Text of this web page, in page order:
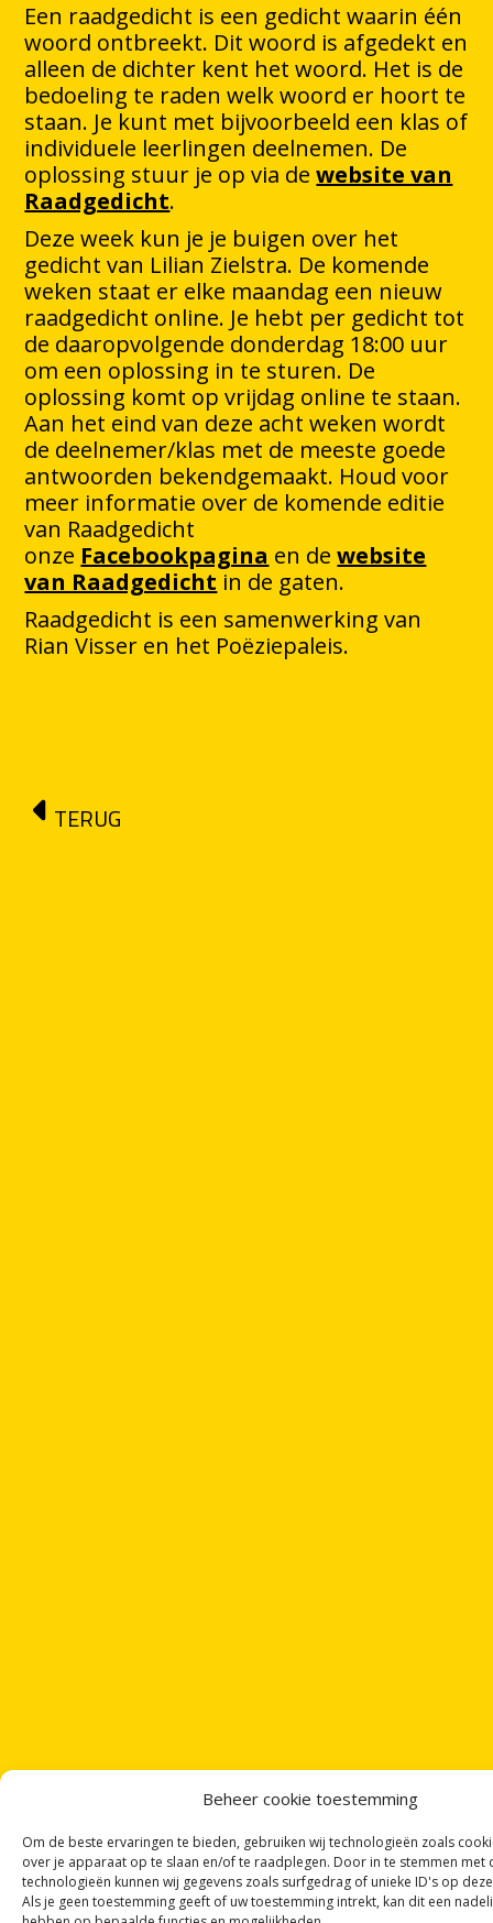
Beheer cookie toestemming
Om de beste ervaringen te bieden, gebruiken wij technologieën zoals
over je apparaat op te slaan en/of te raadplegen. Door in te stemmen met
technologieën kunnen wij gegevens zoals surfgedrag of unieke ID's op
Als je geen toestemming geeft of uw toestemming intrekt, kan dit een
Een raadgedicht is een gedicht waarin één
woord ontbreekt. Dit woord is afgedekt en
alleen de dichter kent het woord. Het is de
bedoeling te raden welk woord er hoort te
staan. Je kunt met bijvoorbeeld een klas of
individuele leerlingen deelnemen. De
oplossing stuur je op via dewebsite van
Raadgedicht.
Deze week kun je je buigen over het
gedicht van Lilian Zielstra. De komende
weken staat er elke maandag een nieuw
raadgedicht online. Je hebt per gedicht tot
de daaropvolgende donderdag 18:00 uur
om een oplossing in te sturen. De
oplossing komt op vrijdag online te staan.
Aan het eind van deze acht weken wordt
de deelnemer/klas met de meeste goede
antwoorden bekendgemaakt. Houd voor
meer informatie over de komende editie
van Raadgedicht
onze Facebookpagina en dewebsite
van Raadgedicht in de gaten.
Raadgedicht is een samenwerking van
Rian Visser en het Poëziepaleis.
TERUG